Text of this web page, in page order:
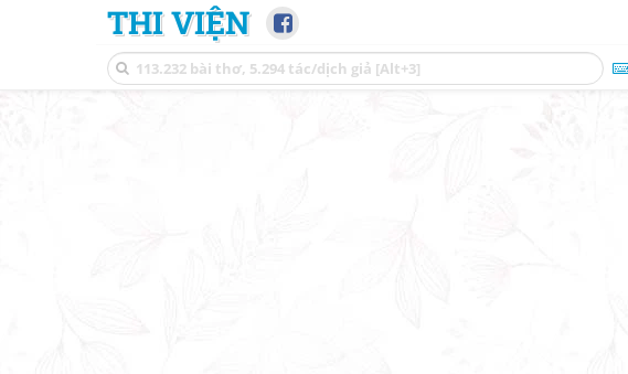
THI VIỆN